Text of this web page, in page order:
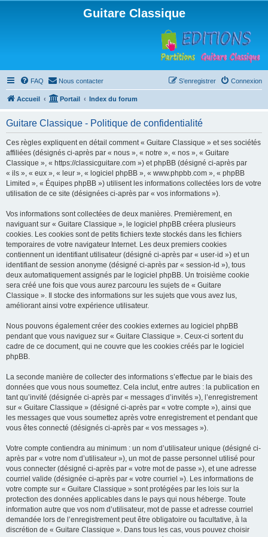
Guitare Classique
FAQ Nous contacter Connexion
S’enregistrer
Accueil Portail Index du forum
Guitare Classique - Politique de confidentialité
Ces règles expliquent en détail comment « Guitare Classique » et ses sociétés
affiliées (désignés ci-après par « nous », « notre », « nos », « Guitare
Classique », « https://classicguitare.com ») et phpBB (désigné ci-après par
« ils », « eux », « leur », « logiciel phpBB », « www.phpbb.com », « phpBB
Limited », « Équipes phpBB ») utilisent les informations collectées lors de votre
utilisation de ce site (désignées ci-après par « vos informations »).
Vos informations sont collectées de deux manières. Premièrement, en
naviguant sur « Guitare Classique », le logiciel phpBB créera plusieurs
cookies. Les cookies sont de petits fichiers texte stockés dans les fichiers
temporaires de votre navigateur Internet. Les deux premiers cookies
contiennent un identifiant utilisateur (désigné ci-après par « user-id ») et un
identifiant de session anonyme (désigné ci-après par « session-id »), tous
deux automatiquement assignés par le logiciel phpBB. Un troisième cookie
sera créé une fois que vous aurez parcouru les sujets de « Guitare
Classique ». Il stocke des informations sur les sujets que vous avez lus,
améliorant ainsi votre expérience utilisateur.
Nous pouvons également créer des cookies externes au logiciel phpBB
pendant que vous naviguez sur « Guitare Classique ». Ceux-ci sortent du
cadre de ce document, qui ne couvre que les cookies créés par le logiciel
phpBB.
La seconde manière de collecter des informations s’effectue par le biais des
données que vous nous soumettez. Cela inclut, entre autres : la publication en
tant qu’invité (désignée ci-après par « messages d’invités »), l’enregistrement
sur « Guitare Classique » (désigné ci-après par « votre compte »), ainsi que
les messages que vous soumettez après votre enregistrement et pendant que
vous êtes connecté (désignés ci-après par « vos messages »).
Votre compte contiendra au minimum : un nom d’utilisateur unique (désigné ci-
après par « votre nom d’utilisateur »), un mot de passe personnel utilisé pour
vous connecter (désigné ci-après par « votre mot de passe »), et une adresse
courriel valide (désignée ci-après par « votre courriel »). Les informations de
votre compte sur « Guitare Classique » sont protégées par les lois sur la
protection des données applicables dans le pays qui nous héberge. Toute
information autre que vos nom d’utilisateur, mot de passe et adresse courriel
demandée lors de l’enregistrement peut être obligatoire ou facultative, à la
discrétion de « Guitare Classique ». Dans tous les cas, vous pouvez choisir